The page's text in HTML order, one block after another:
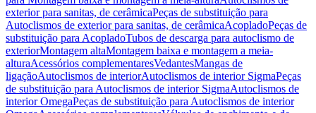
exterior para sanitas, de cerâmicaPeças de substituição para
Autoclismos de exterior para sanitas, de cerâmicaAcopladoPeças de
substituição para AcopladoTubos de descarga para autoclismo de
exteriorMontagem altaMontagem baixa e montagem a meia-
alturaAcessórios complementaresVedantesMangas de
ligaçãoAutoclismos de interiorAutoclismos de interior SigmaPeças
de substituição para Autoclismos de interior SigmaAutoclismos de
interior OmegaPeças de substituição para Autoclismos de interior